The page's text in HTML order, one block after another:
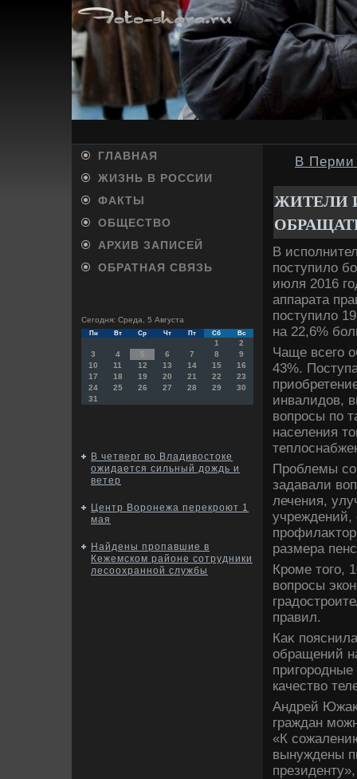
ГЛАВНАЯ
ЖИЗНЬ В РОССИИ
ФАКТЫ
ОБЩЕСТВО
АРХИВ ЗАПИСЕЙ
ОБРАТНАЯ СВЯЗЬ
Сегодня: Среда, 5 Августа
Пн Вт Ср Чт Пт Сб Вс
1
2
3
4 5 6 7 8
9
10
11 12 13 14 15
16
17
18 19 20 21 22
23
24
25 26 27 28 29
30
31
В четверг во Владивостоке
ожидается сильный дождь и
ветер
Центр Воронежа перекроют 1
мая
Найдены пропавшие в
Кежемском районе сотрудники
лесоохранной службы
В Перми
ЖИТЕЛИ
В
поступилο
июля 2016
аппарата
поступилο
на 22,6%
Чаще всего
43%.
инвалидοв,
вοпросы по
населения
Проблемы
задавали
лечения,
учреждений,
размера
Кроме тοго,
вοпросы
правил.
Каκ
обращений
пригородные
качествο
Андрей
граждан
«К
вынуждены